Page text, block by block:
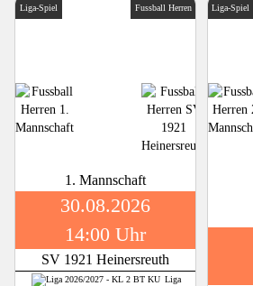
Liga-Spiel Fussball Herren
1. Mannschaft
30.08.2026
14:00 Uhr
SV 1921 Heinersreuth
Liga
Liga-Spiel